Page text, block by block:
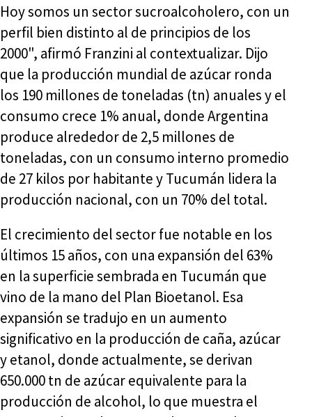
Hoy somos un sector sucroalcoholero, con un
perfil bien distinto al de principios de los
2000", afirmó Franzini al contextualizar. Dijo
que la producción mundial de azúcar ronda
los 190 millones de toneladas (tn) anuales y el
consumo crece 1% anual, donde Argentina
produce alrededor de 2,5 millones de
toneladas, con un consumo interno promedio
de 27 kilos por habitante y Tucumán lidera la
producción nacional, con un 70% del total.
El crecimiento del sector fue notable en los
últimos 15 años, con una expansión del 63%
en la superficie sembrada en Tucumán que
vino de la mano del Plan Bioetanol. Esa
expansión se tradujo en un aumento
significativo en la producción de caña, azúcar
y etanol, donde actualmente, se derivan
650.000 tn de azúcar equivalente para la
producción de alcohol, lo que muestra el